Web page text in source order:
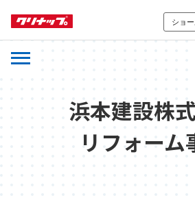
ショ
浜本建設株
リフォーム